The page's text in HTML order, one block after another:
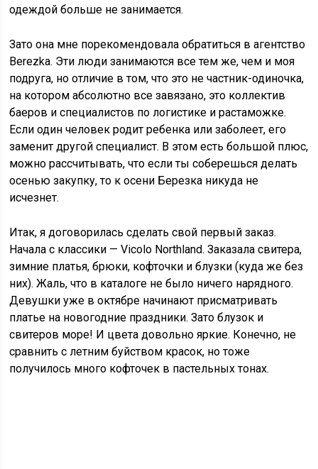
одеждой больше не занимается.
Зато она мне порекомендовала обратиться в агентство
Berezka. Эти люди занимаются все тем же, чем и моя
подруга, но отличие в том, что это не частник-одиночка,
на котором абсолютно все завязано, это коллектив
баеров и специалистов по логистике и растаможке.
Если один человек родит ребенка или заболеет, его
заменит другой специалист. В этом есть большой плюс,
можно рассчитывать, что если ты соберешься делать
осенью закупку, то к осени Березка никуда не
исчезнет.
Итак, я договорилась сделать свой первый заказ.
Начала с классики — Vicolo Northland. Заказала свитера,
зимние платья, брюки, кофточки и блузки (куда же без
них). Жаль, что в каталоге не было ничего нарядного.
Девушки уже в октябре начинают присматривать
платье на новогодние праздники. Зато блузок и
свитеров море! И цвета довольно яркие. Конечно, не
сравнить с летним буйством красок, но тоже
получилось много кофточек в пастельных тонах.